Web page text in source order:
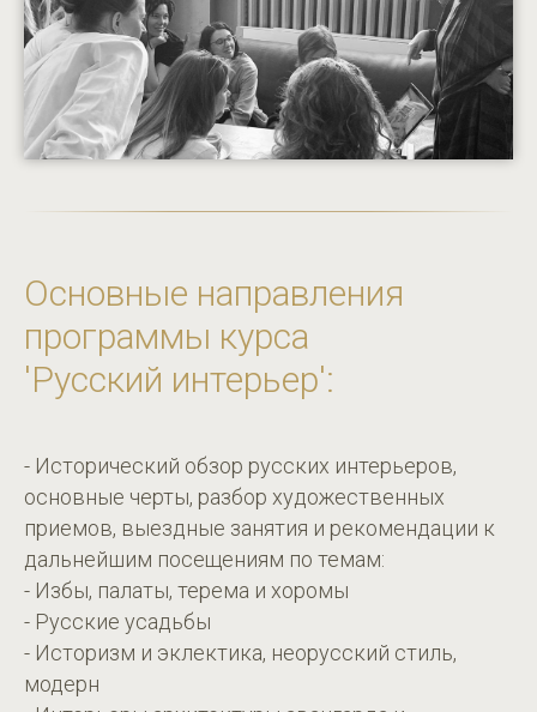
Основные направления
программы курса
'Русский интерьер':
- Исторический обзор русских интерьеров,
основные черты, разбор художественных
приемов, выездные занятия и рекомендации к
дальнейшим посещениям по темам:
- Избы, палаты, терема и хоромы
- Русские усадьбы
- Историзм и эклектика, неорусский стиль,
модерн